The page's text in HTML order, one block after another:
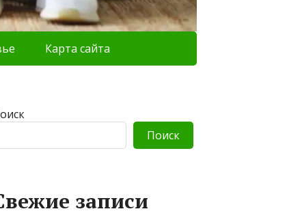
Карта сайта
Поиск
записи